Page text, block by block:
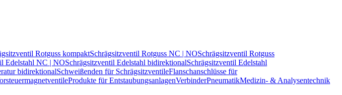
Rotguss kompaktSchrägsitzventil Rotguss NC | NOSchrägsitzventil Rotguss
Edelstahl NC | NOSchrägsitzventil Edelstahl bidirektionalSchrägsitzventil Edelstahl
bidirektionalSchweißenden für SchrägsitzventileFlanschanschlüsse für
Produkte für EntstaubungsanlagenVerbinderPneumatikMedizin- & Analysentechnik